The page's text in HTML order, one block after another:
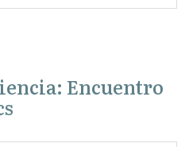
Encuentro